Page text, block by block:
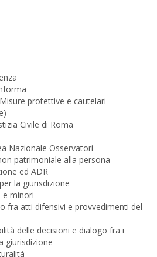
protettive e cautelari
Civile di Roma
Nazionale Osservatori
patrimoniale alla persona
ed ADR
la giurisdizione
e minori
fra atti difensivi e provvedimenti del
delle decisioni e dialogo fra i
giurisdizione